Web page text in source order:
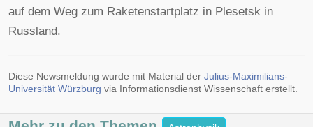
auf dem Weg zum Raketenstartplatz in Plesetsk in
Russland.
Diese Newsmeldung wurde mit Material der Julius-Maximilians-
Universität Würzburg via Informationsdienst Wissenschaft erstellt.